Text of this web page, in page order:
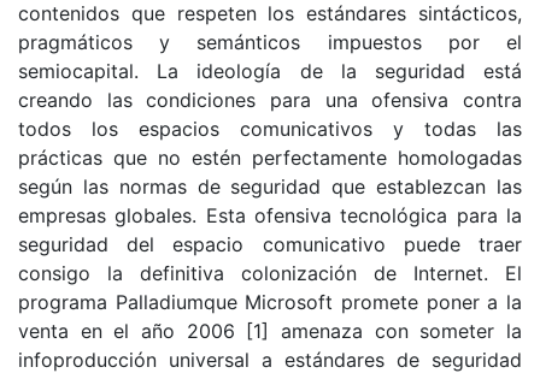
contenidos que respeten los estándares sintácticos,
pragmáticos y semánticos impuestos por el
semiocapital. La ideología de la seguridad está
creando las condiciones para una ofensiva contra
todos los espacios comunicativos y todas las
prácticas que no estén perfectamente homologadas
según las normas de seguridad que establezcan las
empresas globales. Esta ofensiva tecnológica para la
seguridad del espacio comunicativo puede traer
consigo la definitiva colonización de Internet. El
programa Palladiumque Microsoft promete poner a la
venta en el año 2006 [1] amenaza con someter la
infoproducción universal a estándares de seguridad